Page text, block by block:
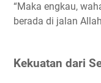
“Maka engkau,
berada di jalan
Kekuatan dari